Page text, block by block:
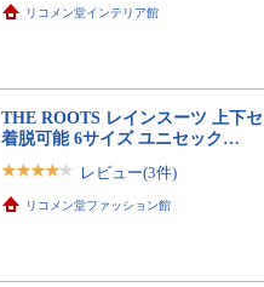
リコメン堂インテリア館
THE ROOTS レインスーツ 上下
着脱可能 6サイズ ユニセック…
レビュー(3件)
リコメン堂ファッション館